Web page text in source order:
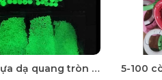
50 gam hạt nhựa dạ quang tròn đủ size 4mm, 5mm, 6mm, 8mm, 10mm, 12mm, 14mm, 16mm ,18mm , 10mm, 22mm, 25mm